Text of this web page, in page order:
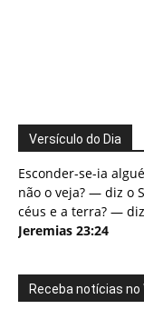
Versículo do Dia
Esconder-se-ia
não o veja? — diz o
céus e a terra? — diz
Jeremias 23:24
Receba notícias no